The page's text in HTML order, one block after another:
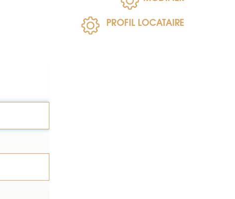
PROFIL LOCATAIRE